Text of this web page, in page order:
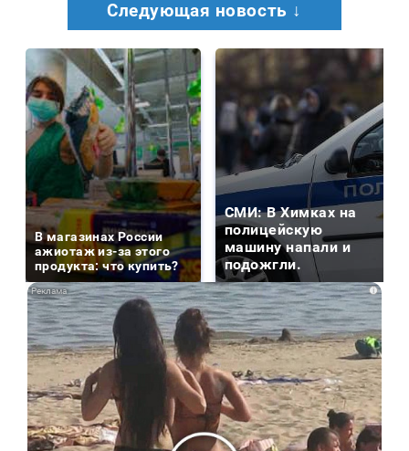
Следующая новость ↓
В магазинах России
ажиотаж из-за этого
продукта: что купить?
СМИ: В Химках на
полицейскую
машину напали и
подожгли.
i